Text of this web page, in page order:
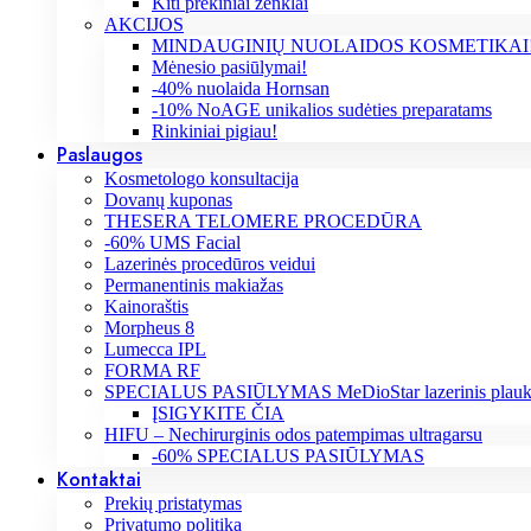
AKCIJOS
MINDAUGINIŲ NUOLAIDOS
Mėnesio pasiūlymai!
-40% nuolaida Hornsan
-10% NoAGE unikalios sudėties preparatams
Rinkiniai pigiau!
Paslaugos
Kosmetologo konsultacija
Dovanų kuponas
THESERA TELOMERE PROCEDŪRA
-60% UMS Facial
Lazerinės procedūros veidui
Permanentinis makiažas
Kainoraštis
Morpheus 8
Lumecca IPL
FORMA RF
SPECIALUS PASIŪLYMAS MeDioStar lazerinis
ĮSIGYKITE ČIA
HIFU – Nechirurginis odos patempimas ultragarsu
-60% SPECIALUS PASIŪLYMAS
Kontaktai
Prekių pristatymas
Privatumo politika